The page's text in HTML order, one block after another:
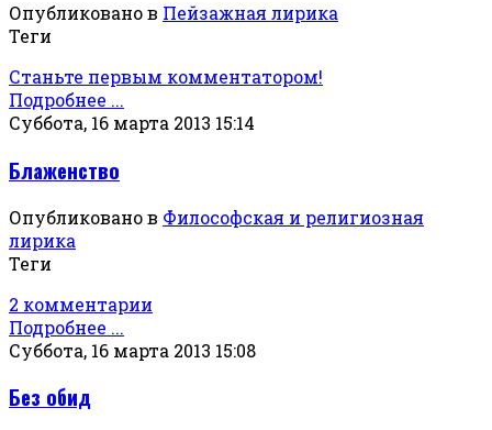
Опубликовано в Пейзажная лирика
Теги
Станьте первым комментатором!
Подробнее ...
Суббота, 16 марта 2013 15:14
Блаженство
Опубликовано в Философская и религиозная
лирика
Теги
2 комментарии
Подробнее ...
Суббота, 16 марта 2013 15:08
Без обид